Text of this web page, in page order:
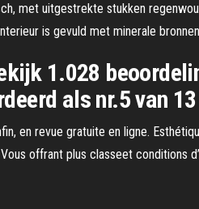
met uitgestrekte stukken
is gevuld met minerale
1.028
als nr.5 van
en revue gratuite en ligne.
offrant plus classeet conditions